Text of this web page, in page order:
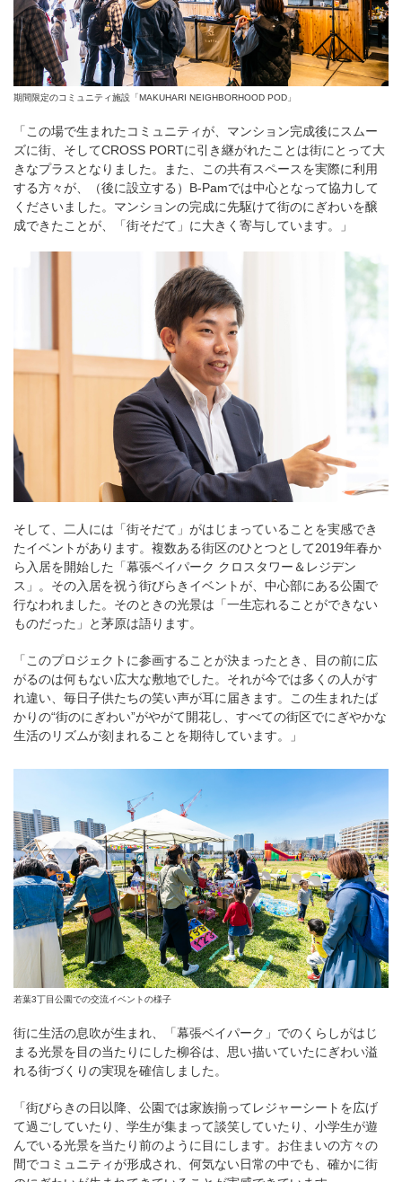
期間限定のコミュニティ施設「MAKUHARI NEIGHBORHOOD POD」
「この場で生まれたコミュニティが、マンション完成後にスムー
ズに街、そしてCROSS PORTに引き継がれたことは街にとって大
きなプラスとなりました。また、この共有スペースを実際に利用
する方々が、（後に設立する）B-Pamでは中心となって協力して
くださいました。マンションの完成に先駆けて街のにぎわいを醸
成できたことが、「街そだて」に大きく寄与しています。」
そして、二人には「街そだて」がはじまっていることを実感でき
たイベントがあります。複数ある街区のひとつとして2019年春か
ら入居を開始した「幕張ベイパーク クロスタワー＆レジデン
ス」。その入居を祝う街びらきイベントが、中心部にある公園で
行なわれました。そのときの光景は「一生忘れることができない
ものだった」と茅原は語ります。
「このプロジェクトに参画することが決まったとき、目の前に広
がるのは何もない広大な敷地でした。それが今では多くの人がす
れ違い、毎日子供たちの笑い声が耳に届きます。この生まれたば
かりの“街のにぎわい”がやがて開花し、すべての街区でにぎやかな
生活のリズムが刻まれることを期待しています。」
若葉3丁目公園での交流イベントの様子
街に生活の息吹が生まれ、「幕張ベイパーク」でのくらしがはじ
まる光景を目の当たりにした柳谷は、思い描いていたにぎわい溢
れる街づくりの実現を確信しました。
「街びらきの日以降、公園では家族揃ってレジャーシートを広げ
て過ごしていたり、学生が集まって談笑していたり、小学生が遊
んでいる光景を当たり前のように目にします。お住まいの方々の
間でコミュニティが形成され、何気ない日常の中でも、確かに街